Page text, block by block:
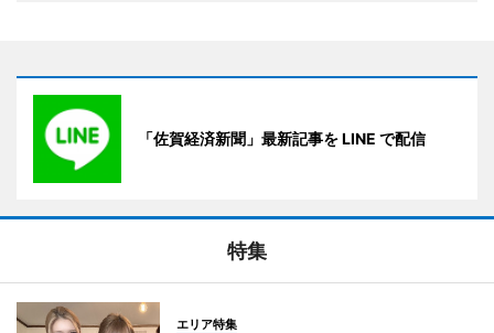
「佐賀経済新聞」最新記事を LINE で配信
特集
エリア特集